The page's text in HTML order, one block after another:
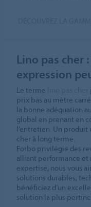
Lino pas cher
expression
Le terme
prix bas au mètre
la bonne adéquation
global en prenant en
l’entretien. Un produit
cher à long terme.
Forbo privilégie des
alliant performance et
expertise, nous vous
solutions durables,
bénéficiez d’un
solution la plus